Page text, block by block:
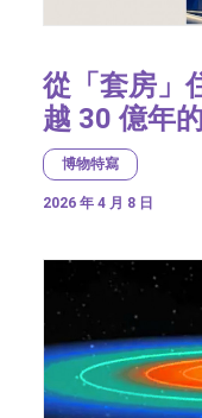
從「套房」
越 30 億年
博物特寫
2026 年 4 月 8 日